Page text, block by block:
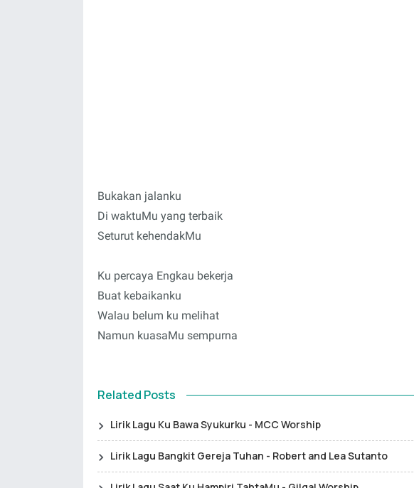
Bukakan jalanku
Di waktuMu yang terbaik
Seturut kehendakMu
Ku percaya Engkau bekerja
Buat kebaikanku
Walau belum ku melihat
Namun kuasaMu sempurna
Related Posts
Lirik Lagu Ku Bawa Syukurku - MCC Worship
Lirik Lagu Bangkit Gereja Tuhan - Robert and Lea Sutanto